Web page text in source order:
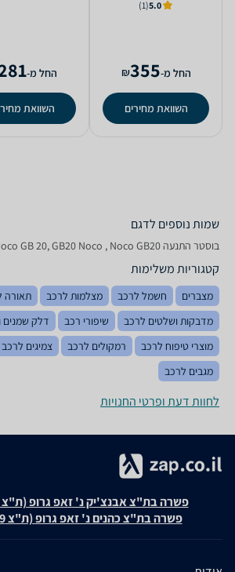
5.0
(1)
החל מ-355
₪
השוואת מחירים
החל מ-
השוואת
שמות נוספים לדגם
‏בוסטר התנעה Noco GB 20, GB20 Noco , Noco GB20
קטגוריות משלימות
מצברים חשמל לרכב מצלמות לרכב
תאורה
מדבקות ושלטים לרכב
שיפורי רכב
דלק שמנים
מוצרי טיפוח לרכב
רמקולים לרכב צמיגים לרכב
מגבים לרכב
לחוות דעת ופרטי החנויות
פשרה בת"צ אבנצ'יק נ' זאפ גרופ (ת"צ 23008-08-
פשרה בת"צ כהנים נ' זאפ גרופ (ת"צ 60371-12-19)